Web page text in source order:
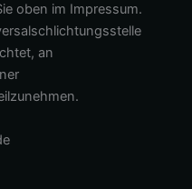
oben im Impressum.
an